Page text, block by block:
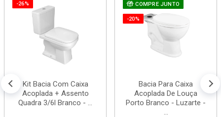
-26%
Kit Bacia Com Caixa
Acoplada + Assento
Quadra 3/6l Branco - ...
COMPRE JUNTO
-20%
Bacia Para Caixa
Acoplada De Louça
Porto Branco - Luzarte -
...